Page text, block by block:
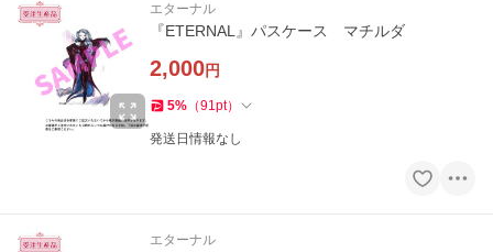
エターナル
『ETERNAL』パスケース マチルダ
2,000円
5% （91pt）
発送日情報なし
エターナル